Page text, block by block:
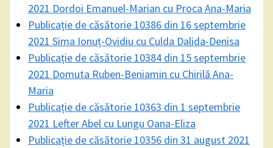
2021 Dordoi Emanuel-Marian cu Proca Ana-Maria
Publicație de căsătorie 10386 din 16 septembrie
2021 Sima Ionuț-Ovidiu cu Culda Dalida-Denisa
Publicație de căsătorie 10384 din 15 septembrie
2021 Domuta Ruben-Beniamin cu Chirilă Ana-
Maria
Publicație de căsătorie 10363 din 1 septembrie
2021 Lefter Abel cu Lungu Oana-Eliza
Publicație de căsătorie 10356 din 31 august 2021